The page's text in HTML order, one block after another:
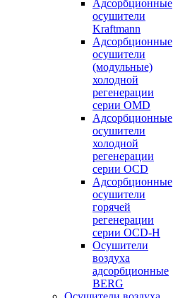
Адсорбционные
осушители
Kraftmann
Адсорбционные
осушители
(модульные)
холодной
регенерации
серии OMD
Адсорбционные
осушители
холодной
регенерации
серии OCD
Адсорбционные
осушители
горячей
регенерации
серии OСD-H
Осушители
воздуха
адсорбционные
BERG